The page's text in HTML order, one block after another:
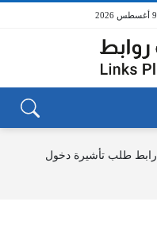
رابط طلب تأشيرة دخول